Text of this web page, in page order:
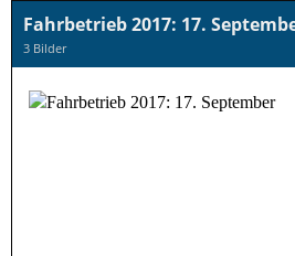
Fahrbetrieb 2017: 17.
3 Bilder